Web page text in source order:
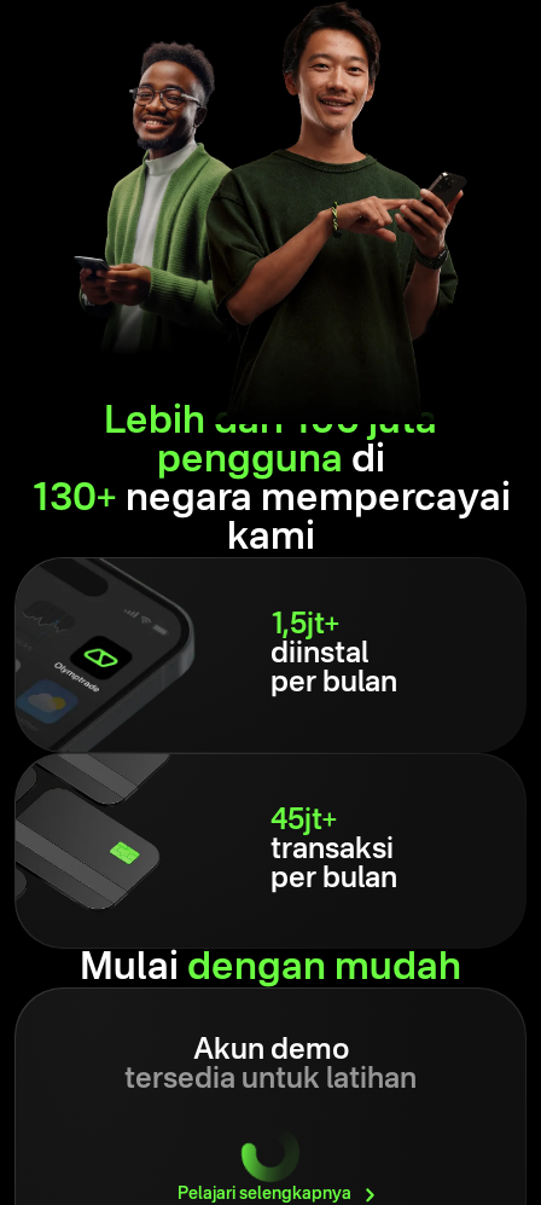
Lebih dari 100 juta
pengguna di
130+ negara mempercayai
kami
1,5jt+
diinstal
per bulan
45jt+
transaksi
per bulan
Mulai dengan mudah
Akun demo
tersedia untuk latihan
Pelajari selengkapnya